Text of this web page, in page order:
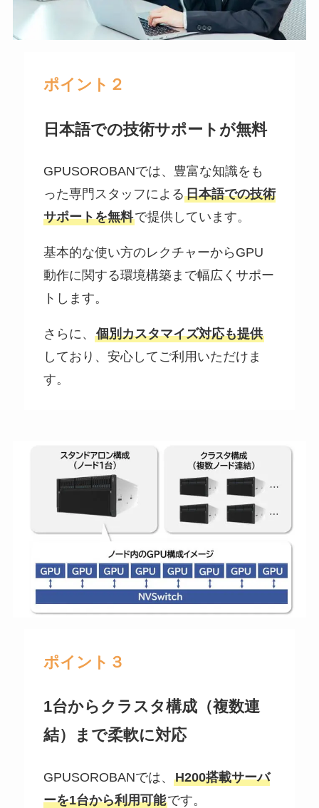
ポイント２
日本語での技術サポートが無料
GPUSOROBANでは、豊富な知識をも
った専門スタッフによる日本語での技術
サポートを無料で提供しています。
基本的な使い方のレクチャーからGPU
動作に関する環境構築まで幅広くサポー
トします。
さらに、 個別カスタマイズ対応も提供
しており、安心してご利用いただけま
す。
ポイント３
1台からクラスタ構成（複数連
結）まで柔軟に対応
GPUSOROBANでは、 H200搭載サーバ
ーを1台から利用可能です。